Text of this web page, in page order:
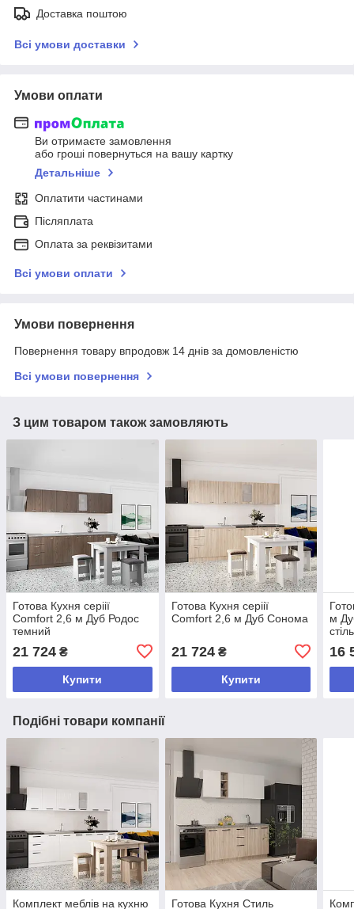
Доставка поштою
Всі умови доставки
Умови оплати
Ви отримаєте замовлення
або гроші повернуться на вашу картку
Детальніше
Оплатити частинами
Післяплата
Оплата за реквізитами
Всі умови оплати
Умови повернення
Повернення товару впродовж 14 днів за домовленістю
Всі умови повернення
З цим товаром також замовляють
Готова Кухня серіії
Comfort 2,6 м Дуб Родос
темний
21 724 ₴
Купити
Готова Кухня серіії
Comfort 2,6 м Дуб Сонома
21 724₴
Купити
м
16
Подібні товари компанії
Комплект меблів на кухню
Готова Кухня Стиль